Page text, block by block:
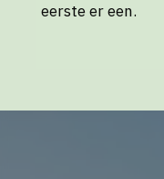
eerste er een.